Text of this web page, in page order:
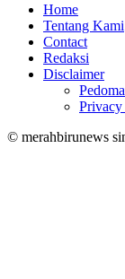
Home
Tentang Kami
Contact
Redaksi
Disclaimer
© merahbirunews